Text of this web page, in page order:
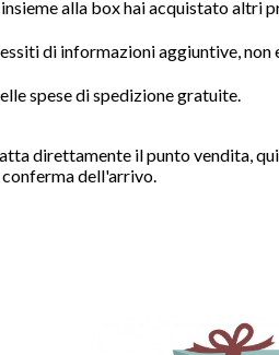
insieme alla box hai acquistato
di informazioni aggiuntive,
spese di spedizione gratuite.
direttamente il punto vendita,
dell'arrivo.